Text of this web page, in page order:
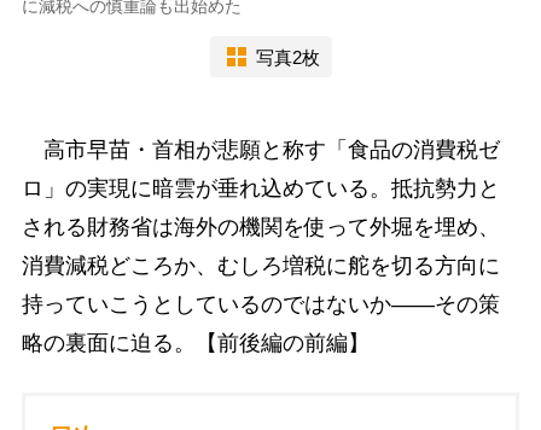
に減税への慎重論も出始めた
写真2枚
高市早苗・首相が悲願と称す「食品の消費税ゼ
ロ」の実現に暗雲が垂れ込めている。抵抗勢力と
される財務省は海外の機関を使って外堀を埋め、
消費減税どころか、むしろ増税に舵を切る方向に
持っていこうとしているのではないか――その策
略の裏面に迫る。【前後編の前編】